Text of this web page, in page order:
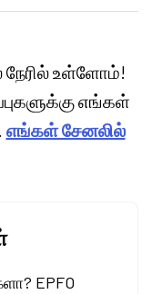
நேரில் உள்ளோம்!
எங்கள்
எங்கள் சேனலில்
EPFO